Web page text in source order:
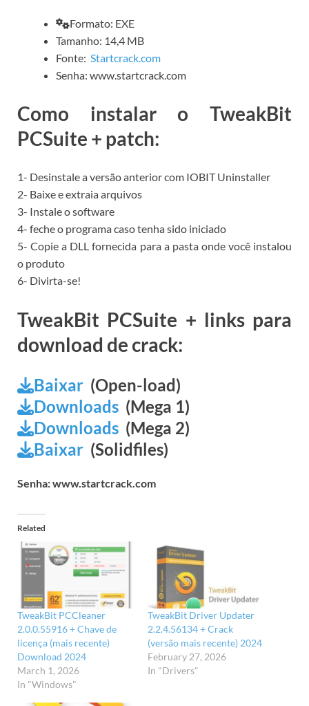
Formato: EXE
Tamanho: 14,4 MB
Fonte: Startcrack.com
Senha: www.startcrack.com
Como instalar o TweakBit
PCSuite + patch:
1- Desinstale a versão anterior com IOBIT Uninstaller
2- Baixe e extraia arquivos
3- Instale o software
4- feche o programa caso tenha sido iniciado
5- Copie a DLL fornecida para a pasta onde você instalou
o produto
6- Divirta-se!
TweakBit PCSuite + links para
download de crack:
Baixar (Open-load)
Downloads (Mega 1)
Downloads (Mega 2)
Baixar (Solidfiles)
Senha: www.startcrack.com
Related
TweakBit PCCleaner
2.0.0.55916 + Chave de
licença (mais recente)
Download 2024
March 1, 2026
In "Windows"
TweakBit Driver Updater
2.2.4.56134 + Crack
(versão mais recente) 2024
February 27, 2026
In "Drivers"